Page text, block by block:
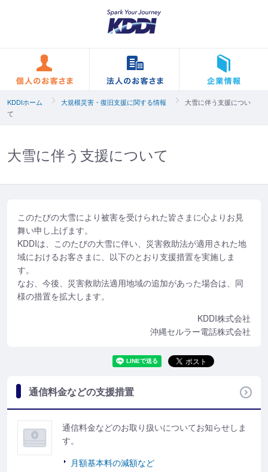
個人のお客さま 法人のお客さま
KDDIホーム 大規模災害・復旧支援に関する情報
大雪に伴う支援につい
て
大雪に伴う支援について
このたびの大雪により被害を受けられた皆さまに心よりお見
舞い申し上げます。
KDDIは、このたびの大雪に伴い、災害救助法が適用された地
域におけるお客さまに、以下のとおり支援措置を実施しま
す。
なお、今後、災害救助法適用地域の追加があった場合は、同
様の措置を拡大します。
KDDI株式会社
沖縄セルラー電話株式会社
通信料金などの支援措置
通信料金などのお取り扱いについてお知らせしま
す。
月額基本料の減額など